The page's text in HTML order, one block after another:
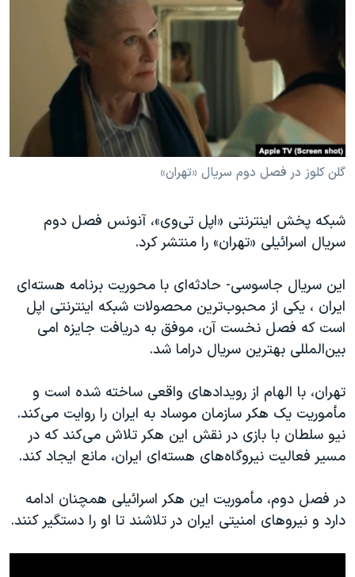
اقتصادی
علم و فناوری
اسرائیل در جنگ
گالری عکس
انتخابات ریاست جمهوری آمریکا ۲۰۲۴
حمله جمهوری اسلامی به اسرائیل
ورزش زنان در ایران
اعتراضات زن، زندگی، آزادی
تریبونال مردمی آبان ۹۸
دادگاه حمید نوری
چهل سال گروگان‌گیری
قانون شفافیت دارائی کادر رهبری ایران
اعتراضات مردمی آبان ۹۸
نرگس محمدی برنده جایزه نوبل صلح
همایش محافظه‌کاران آمریکا «سی‌پک»
صفحه‌های ویژه
زبانهای مختلف
گلن کلوز در فصل دوم‌ سریال «تهران»
شبکه پخش اینترنتی «اپل تی‌وی»، آنونس فصل دوم‌
سریال اسرائیلی «تهران» را منتشر کرد.
این سریال جاسوسی- حادثه‌ای با محوریت برنامه هسته‌ای
ایران ، یکی از محبوب‌ترین محصولات شبکه اینترنتی اپل
است که فصل نخست آن، موفق به دریافت جایزه امی
بین‌المللی بهترین سریال دراما شد.
تهران، با الهام از رویدادهای واقعی ساخته شده است و
مأموریت یک هکر سازمان موساد به ایران را روایت می‌کند.
نیو سلطان با بازی در نقش این هکر تلاش می‌کند که در
مسیر فعالیت نیروگاه‌های هسته‌ای ایران، مانع ایجاد کند.
در فصل دوم، مأموریت این هکر اسرائیلی همچنان ادامه
دارد و نیروهای امنیتی ایران در تلاشند تا او را دستگیر کنند.